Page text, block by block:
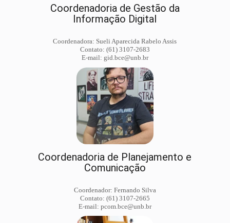
Coordenadoria de Gestão da
Informação Digital
Coordenadora: Sueli Aparecida Rabelo Assis
Contato: (61) 3107-2683
E-mail: gid.bce@unb.br
Coordenadoria de Planejamento e
Comunicação
Coordenador: Fernando Silva
Contato: (61) 3107-2665
E-mail: pcom.bce@unb.br